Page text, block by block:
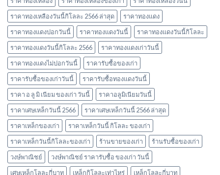
ราคาทองเหลืองวันนี้กิโลละ 2566 ล่าสุด
ราคาทองแดง
ราคาทองแดงปอกวันนี้
ราคาทองแดงวันนี้
ราคาทองแดงวันนี้กิโลละ
ราคาทองแดงวันนี้กิโลละ 2566
ราคาทองแดงเก่าวันนี้
ราคาทองแดงไม่ปอกวันนี้
ราคารับซื้อของเก่า
ราคารับซื้อของเก่าวันนี้
ราคารับซื้อทองแดงวันนี้
ราคา อ ลู มิ เนียม ของเก่า วันนี้
ราคาอลูมิเนียมวันนี้
ราคาเศษเหล็กวันนี้ 2566
ราคาเศษเหล็กวันนี้ 2566 ล่าสุด
ราคาเหล็กของเก่า
ราคาเหล็กวันนี้ กิโลละ ของเก่า
ราคาเหล็กวันนี้กิโลละของเก่า
ร้านขายของเก่า
ร้านรับซื้อของเก่า
วงษ์พาณิชย์
วงษ์พาณิชย์ ราคารับซื้อ ของเก่า วันนี้
เศษเหล็กโลละกี่บาท
เหล็กกิโลละเท่าไหร่ เหล็กโลละกี่บาท